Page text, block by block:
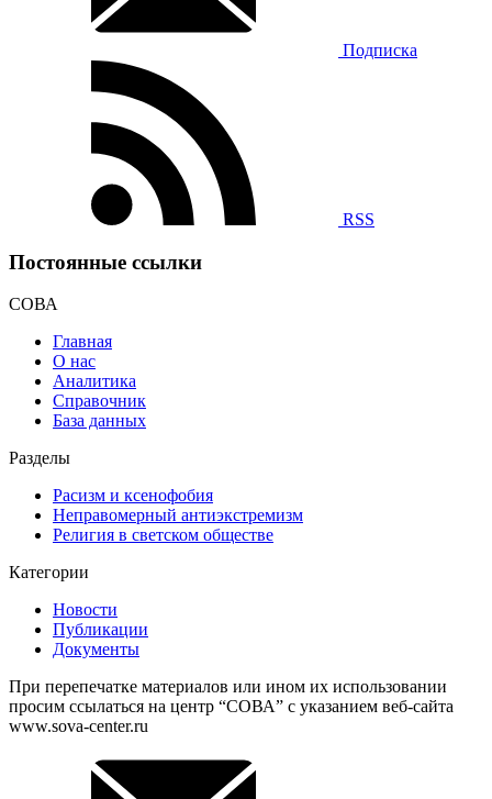
Подписка
RSS
Постоянные ссылки
СОВА
Главная
О нас
Аналитика
Справочник
База данных
Разделы
Расизм и ксенофобия
Неправомерный антиэкстремизм
Религия в светском обществе
Категории
Новости
Публикации
Документы
При перепечатке материалов или ином их использовании
просим ссылаться на центр “СОВА” с указанием веб-сайта
www.sova-center.ru